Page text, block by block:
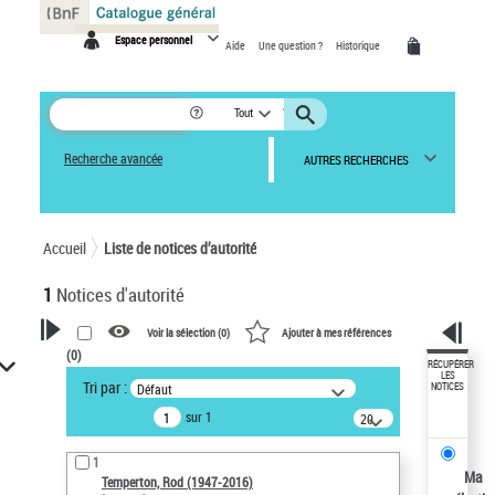
Espace personnel Aide Une question ? Historique
Tout
Recherche avancée AUTRES RECHERCHES
Accueil Liste de notices d’autorité
1 Notices d'autorité
VOTRE RECHERCHE
Recherche avancée dans les
notices d’autorité
Œuvres liées à l'auteur :
Temperton, Rod (1947-2016)
Voir la sélection (0) Ajouter à mes références
(0)
Tri par : Défaut
sur 1
20
résultats/page
1
Temperton, Rod (1947-2016)
RÉCUPÉRER
LES
NOTICES
Ma
Panneau de gestion des cookies